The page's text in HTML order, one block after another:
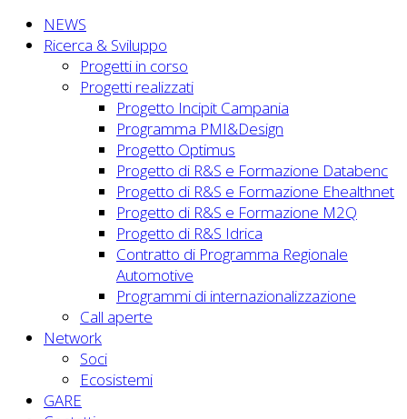
NEWS
Ricerca & Sviluppo
Progetti in corso
Progetti realizzati
Progetto Incipit Campania
Programma PMI&Design
Progetto Optimus
Progetto di R&S e Formazione Databenc
Progetto di R&S e Formazione Ehealthnet
Progetto di R&S e Formazione M2Q
Progetto di R&S Idrica
Contratto di Programma Regionale
Automotive
Programmi di internazionalizzazione
Call aperte
Network
Soci
Ecosistemi
GARE